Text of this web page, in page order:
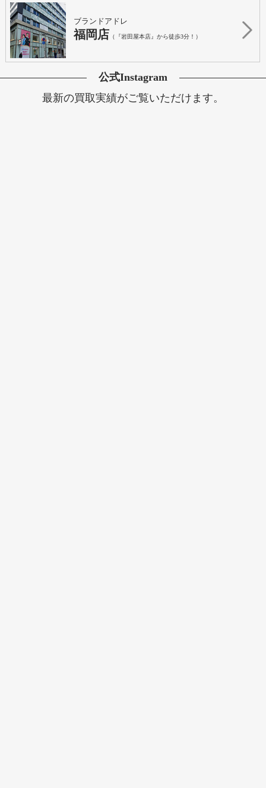
ブランドアドレ
福岡店 （『岩田屋本店』から徒歩3分！）
公式Instagram
最新の買取実績がご覧いただけます。